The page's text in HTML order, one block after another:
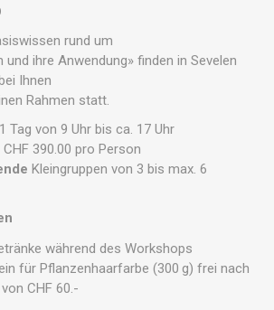
rund um
ihre Anwendung» finden in Sevelen
Ihnen
Rahmen statt.
1 Tag von 9 Uhr bis ca. 17 Uhr
CHF 390.00 pro Person
Kleingruppen von 3 bis max. 6
während des Workshops
für Pflanzenhaarfarbe (300 g) frei nach
CHF 60.-